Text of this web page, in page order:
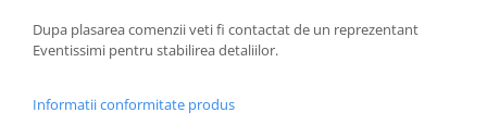
Dupa plasarea comenzii veti fi contactat de un reprezentant
Eventissimi pentru stabilirea detaliilor.
Informatii conformitate produs